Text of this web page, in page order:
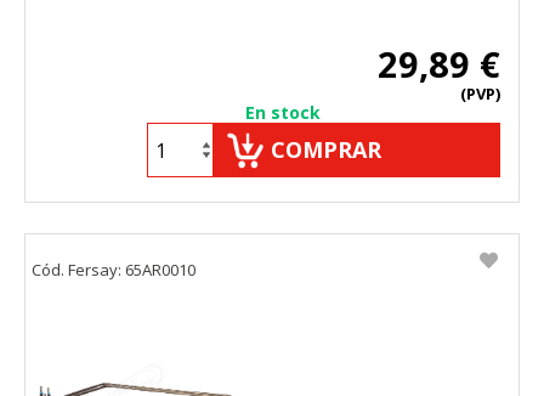
29,89 €
(PVP)
En stock
COMPRAR
Cód. Fersay: 65AR0010